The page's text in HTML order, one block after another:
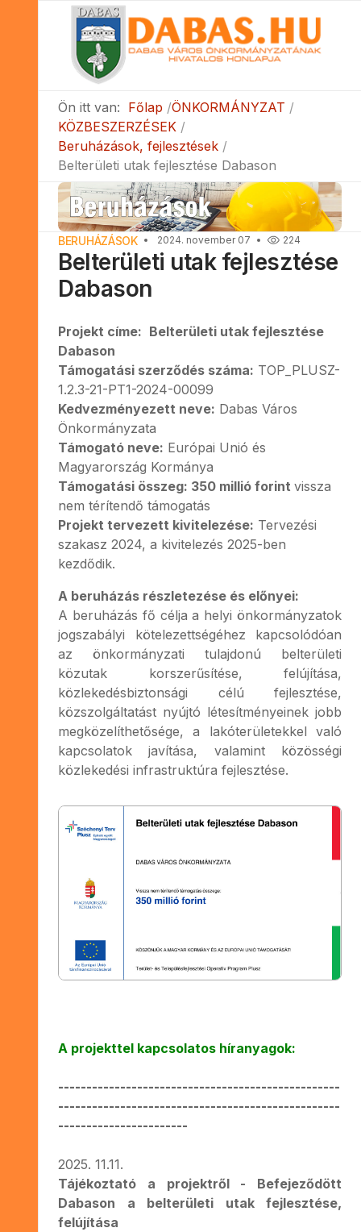
Ön itt van: Főlap ÖNKORMÁNYZAT
KÖZBESZERZÉSEK
Beruházások, fejlesztések
Belterületi utak fejlesztése Dabason
BERUHÁZÁSOK 2024. november 07 224
Belterületi utak fejlesztése
Dabason
Projekt címe: Belterületi utak fejlesztése
Dabason
Támogatási szerződés száma: TOP_PLUSZ-
1.2.3-21-PT1-2024-00099
Kedvezményezett neve: Dabas Város
Önkormányzata
Támogató neve: Európai Unió és
Magyarország Kormánya
Támogatási összeg: 350 millió forint vissza
nem térítendő támogatás
Projekt tervezett kivitelezése: Tervezési
szakasz 2024, a kivitelezés 2025-ben
kezdődik.
A beruházás részletezése és előnyei:
A beruházás fő célja a helyi önkormányzatok
jogszabályi kötelezettségéhez kapcsolódóan
az önkormányzati tulajdonú belterületi
közutak korszerűsítése, felújítása,
közlekedésbiztonsági célú fejlesztése,
közszolgáltatást nyújtó létesítményeinek jobb
megközelíthetősége, a lakóterületekkel való
kapcsolatok javítása, valamint közösségi
közlekedési infrastruktúra fejlesztése.
A projekttel kapcsolatos híranyagok:
--------------------------------------------------
--------------------------------------------------
-----------------------
2025. 11.11.
Tájékoztató a projektről - Befejeződött
Dabason a belterületi utak fejlesztése,
felújítása